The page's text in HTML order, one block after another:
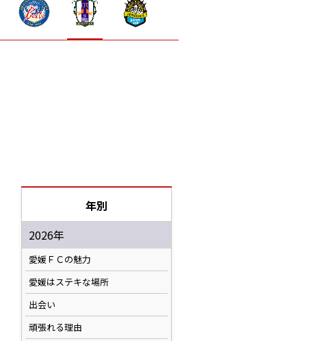
年別
2026年
愛媛ＦＣの魅力
愛媛はステキな場所
出会い
頑張れる理由